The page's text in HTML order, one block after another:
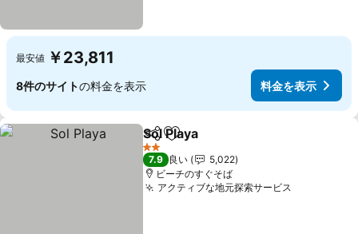
最安値 ￥23,811
8件のサイトの料金を表示 料金を表示
シェアお気に入りに追加
Sol Playa
2 ホテルのランク
7.9 良い
5,022
ビーチのすぐそば
アクティブな地元探索サービス